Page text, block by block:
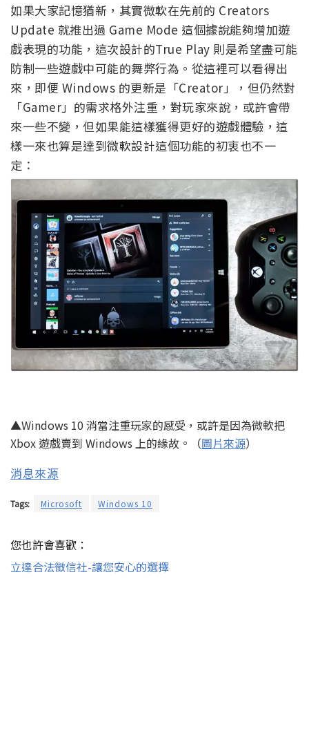
如果大家記憶猶新，其實微軟在先前的 Creators
Update 就推出過 Game Mode 這個據說能夠增加遊
戲表現的功能，這次設計的True Play 則是希望盡可能
防制一些遊戲中可能的舞弊行為。從這裡可以看得出
來，即便 Windows 的更新是「Creator」，但仍然對
「Gamer」的需求格外注重，對玩家來說，或許會帶
來一些不變，但如果能這樣獲得更好的遊戲體驗，這
樣一來也算是達到微軟設計這個功能的初衷也不一
定：
▲Windows 10 消當注重玩家的感受，或許是因為微軟把
Xbox 遊戲賣到 Windows 上的緣故。（圖片來源）
消息來源
Tags: Microsoft Windows 10
您也許會喜歡：
立達合法徵信社-讓您安心的選擇